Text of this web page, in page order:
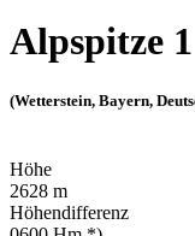
Alpspitze 1
(Wetterstein, Bayern,
Höhe
2628 m
Höhendifferenz